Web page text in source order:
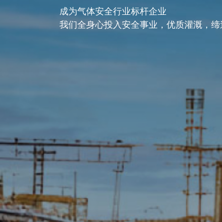
成为气体安全行业标杆企业
我们全身心投入安全事业，优质灌溉，